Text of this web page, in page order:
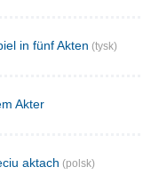
in fünf Akten (tysk)
Akter
aktach (polsk)